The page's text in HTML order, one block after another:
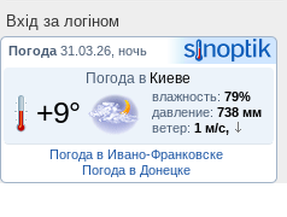
Вхiд за логiном
Погода 31.03.26, ночь
Погода в Киеве
+9° влажность: 79%
давление: 738 мм
ветер: 1 м/с,
Погода в Ивано-Франковске
Погода в Донецке